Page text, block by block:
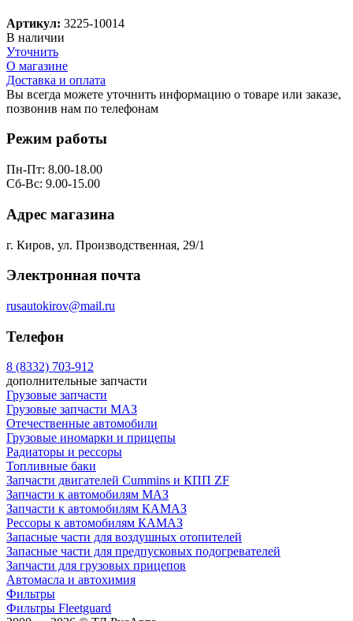
Артикул: 3225-10014
В наличии
Уточнить
О магазине
Доставка и оплата
Вы всегда можете уточнить информацию о товаре или заказе,
позвонив нам по телефонам
Режим работы
Пн-Пт: 8.00-18.00
Сб-Вс: 9.00-15.00
Адрес магазина
г. Киров, ул. Производственная, 29/1
Электронная почта
rusautokirov@mail.ru
Телефон
8 (8332) 703-912
дополнительные запчасти
Грузовые запчасти
Грузовые запчасти МАЗ
Отечественные автомобили
Грузовые иномарки и прицепы
Радиаторы и рессоры
Топливные баки
Запчасти двигателей Cummins и КПП ZF
Запчасти к автомобилям МАЗ
Запчасти к автомобилям КАМАЗ
Рессоры к автомобилям КАМАЗ
Запасные части для воздушных отопителей
Запасные части для предпусковых подогревателей
Запчасти для грузовых прицепов
Автомасла и автохимия
Фильтры
Фильтры Fleetguard